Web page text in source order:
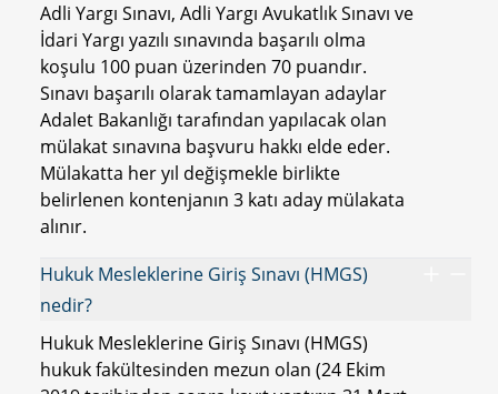
Adli Yargı Sınavı, Adli Yargı Avukatlık Sınavı ve
İdari Yargı yazılı sınavında başarılı olma
koşulu 100 puan üzerinden 70 puandır.
Sınavı başarılı olarak tamamlayan adaylar
Adalet Bakanlığı tarafından yapılacak olan
mülakat sınavına başvuru hakkı elde eder.
Mülakatta her yıl değişmekle birlikte
belirlenen kontenjanın 3 katı aday mülakata
alınır.
Hukuk Mesleklerine Giriş Sınavı (HMGS)
nedir?
Hukuk Mesleklerine Giriş Sınavı (HMGS)
hukuk fakültesinden mezun olan (24 Ekim